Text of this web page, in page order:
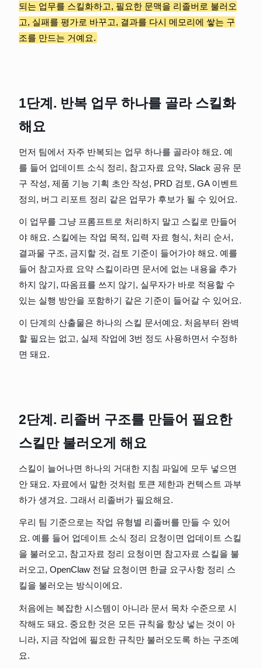
되는 업무를 스킬화하고, 필요한 문맥을 리졸버로 불러오
고, 실패를 평가로 바꾸고, 결과를 다시 메모리에 쌓는 구
조를 만드는 거예요.
1단계. 반복 업무 하나를 골라 스킬화
해요
먼저 팀에서 자주 반복되는 업무 하나를 골라야 해요. 예
를 들어 업데이트 소식 정리, 참고자료 요약, Slack 공유 문
구 작성, 제품 기능 기획 초안 작성, PRD 검토, GA 이벤트
정의, 버그 리포트 정리 같은 업무가 후보가 될 수 있어요.
이 업무를 그냥 프롬프트로 처리하지 말고 스킬로 만들어
야 해요. 스킬에는 작업 목적, 입력 자료 형식, 처리 순서,
결과물 구조, 금지할 것, 검토 기준이 들어가야 해요. 예를
들어 참고자료 요약 스킬이라면 문서에 없는 내용을 추가
하지 않기, 따옴표를 쓰지 않기, 실무자가 바로 적용할 수
있는 실행 방안을 포함하기 같은 기준이 들어갈 수 있어요.
이 단계의 산출물은 하나의 스킬 문서예요. 처음부터 완벽
할 필요는 없고, 실제 작업에 3번 정도 사용하면서 수정하
면 돼요.
2단계. 리졸버 구조를 만들어 필요한
스킬만 불러오게 해요
스킬이 늘어나면 하나의 거대한 지침 파일에 모두 넣으면
안 돼요. 자료에서 말한 것처럼 토큰 제한과 컨텍스트 과부
하가 생겨요. 그래서 리졸버가 필요해요.
우리 팀 기준으로는 작업 유형별 리졸버를 만들 수 있어
요. 예를 들어 업데이트 소식 정리 요청이면 업데이트 스킬
을 불러오고, 참고자료 정리 요청이면 참고자료 스킬을 불
러오고, OpenClaw 전달 요청이면 한글 요구사항 정리 스
킬을 불러오는 방식이에요.
처음에는 복잡한 시스템이 아니라 문서 목차 수준으로 시
작해도 돼요. 중요한 것은 모든 규칙을 항상 넣는 것이 아
니라, 지금 작업에 필요한 규칙만 불러오도록 하는 구조예
요.